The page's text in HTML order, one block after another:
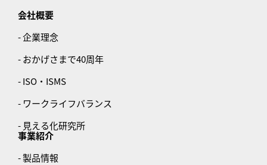
会社概要
- 企業理念
- おかげさまで40周年
- ISO・ISMS
- ワークライフバランス
- 見える化研究所
事業紹介
- 製品情報